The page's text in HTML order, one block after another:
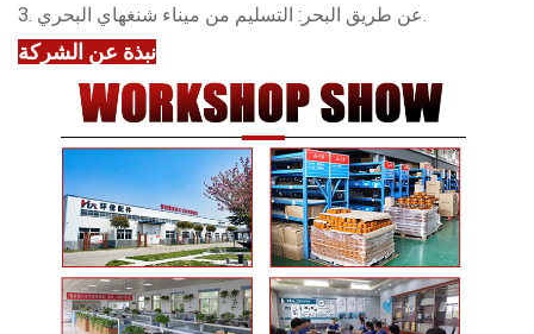
نبذة عن الشركة